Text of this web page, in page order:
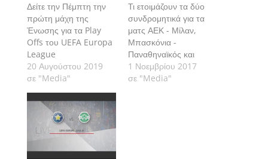
Δείτε την Πέμπτη την
πρώτη μάχη της
Ένωσης για τα Play
Offs του UEFA Europa
League
20 Αυγούστου 2019
σε "Media"
Τι ετοιμάζουν τα δύο
συνδρομητικά για τα
ματς ΑΕΚ - Μίλαν,
Μπασκόνια -
Παναθηναϊκός και
Μπαρτσελόνα -
Ολυμπιακός; Γράφει ο
1 Νοεμβρίου 2017
σε "Media"